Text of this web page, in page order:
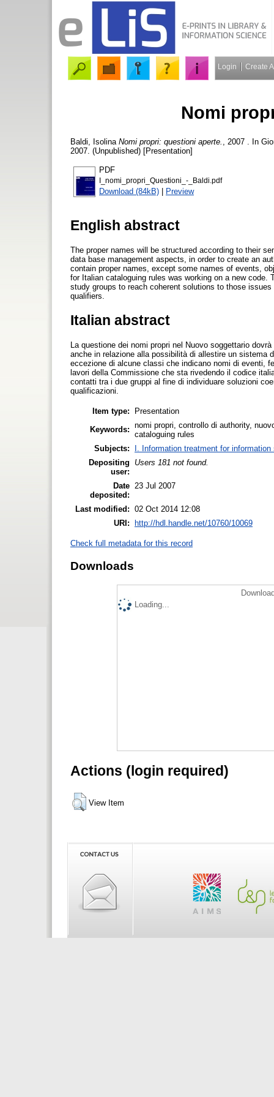
Login Create
Nomi
Baldi, Isolina Nomi propri: questioni aperte.
, 2007 . In
2007. (Unpublished) [Presentation]
PDF
I_nomi_propri_Questioni_-_Baldi.pdf
Download (84kB) | Preview
English abstract
The proper names will be structured according to their
data base management aspects, in order to create an
contain proper names, except some names of events,
for Italian cataloguing rules was working on a new
study groups to reach coherent solutions to those
qualifiers.
Italian abstract
La questione dei nomi propri nel Nuovo soggettario
anche in relazione alla possibilità di allestire un sistema
eccezione di alcune classi che indicano nomi di eventi,
lavori della Commissione che sta rivedendo il codice
contatti tra i due gruppi al fine di individuare soluzioni
qualificazioni.
Item type:
Presentation
Keywords: nomi propri, controllo di authority,
cataloguing rules
Subjects:
I. Information treatment for
Depositing
user:
Users 181 not found.
Date
deposited:
23 Jul 2007
Last modified: 02 Oct 2014 12:08
URI:
http://hdl.handle.net/10760/10069
Check full metadata for this record
Downloads
Loading...
Actions (login required)
View Item